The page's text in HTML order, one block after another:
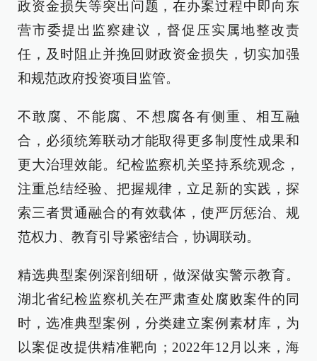
政资金损失等突出问题，在办案过程中即向东
营市委提出监察建议，督促压实属地整改责
任，及时阻止并挽回财政资金损失，切实加强
和规范政府投资项目监管。
不敢腐、不能腐、不想腐各有侧重、相互融
合，必须统筹联动才能取得更多制度性成果和
更大治理效能。纪检监察机关坚持系统观念，
注重总结经验、把握规律，立足新的实践，探
索三者贯通融合的有效载体，使严厉惩治、规
范权力、教育引导紧密结合，协调联动。
精选典型案例深剖细研，做深做实警示教育。
湖北省纪检监察机关在严肃查处腐败案件的同
时，选准典型案例，分类建立案例素材库，为
以案促改提供精准靶向；2022年12月以来，海